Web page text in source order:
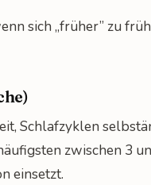
sich „früher” zu
Schlafzyklen
zwischen 3
einsetzt.